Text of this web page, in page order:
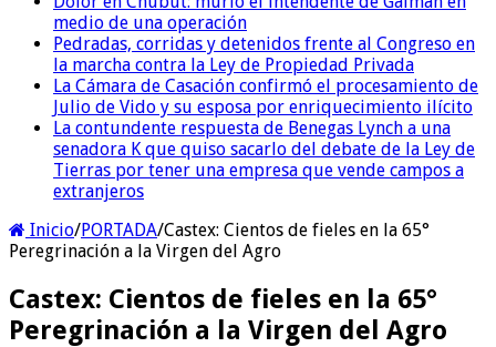
medio de una operación
Pedradas, corridas y detenidos frente al Congreso en
la marcha contra la Ley de Propiedad Privada
La Cámara de Casación confirmó el procesamiento de
Julio de Vido y su esposa por enriquecimiento ilícito
La contundente respuesta de Benegas Lynch a una
senadora K que quiso sacarlo del debate de la Ley de
Tierras por tener una empresa que vende campos a
extranjeros
Inicio/PORTADA/Castex: Cientos de fieles en la 65°
Peregrinación a la Virgen del Agro
Castex: Cientos de fieles en la 65°
Peregrinación a la Virgen del Agro